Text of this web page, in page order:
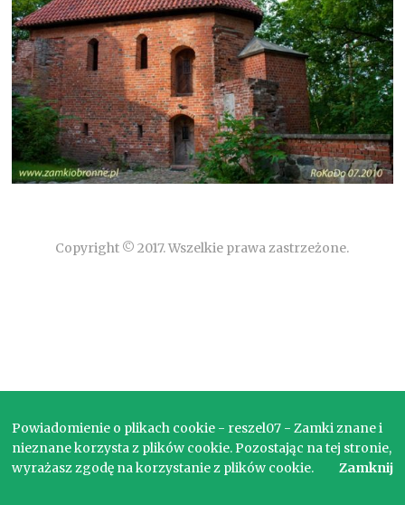
Copyright © 2017. Wszelkie prawa zastrzeżone.
Powiadomienie o plikach cookie - reszel07 - Zamki znane i
nieznane korzysta z plików cookie. Pozostając na tej stronie,
wyrażasz zgodę na korzystanie z plików cookie.
Zamknij